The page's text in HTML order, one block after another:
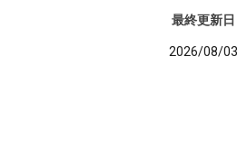
最終更新日
2026/08/03